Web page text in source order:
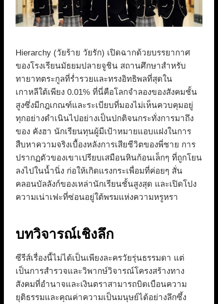
Hierarchy (วัยร้าย วัยรัก) เปิดฉากด้วยบรรยากาศ
ของโรงเรียนมัธยมปลายจูชิน สถานศึกษาสำหรับ
ทายาทตระกูลที่ร่ำรวยและทรงอิทธิพลที่สุดใน
เกาหลีใต้เพียง 0.01% ที่นี่คือโลกจำลองของสังคมชั้น
สูงซึ่งมีกฎเกณฑ์และระเบียบที่มองไม่เห็นควบคุมอยู่
ทุกอย่างดำเนินไปอย่างเป็นปกติจนกระทั่งการมาถึง
ของ คังฮา นักเรียนทุนผู้มีเป้าหมายแอบแฝงในการ
สืบหาความจริงเบื้องหลังการเสียชีวิตของพี่ชาย การ
ปรากฏตัวของเขาเปรียบเสมือนหินก้อนเล็กๆ ที่ถูกโยน
ลงไปในน้ำนิ่ง ก่อให้เกิดแรงกระเพื่อมที่ค่อยๆ สั่น
คลอนบัลลังก์ของเหล่านักเรียนชั้นสูงสุด และเปิดโปง
ความเน่าเฟะที่ซ่อนอยู่ใต้พรมแห่งความหรูหรา
บทวิจารณ์เชิงลึก
ซีรีส์เรื่องนี้ไม่ได้เป็นเพียงละครวัยรุ่นธรรมดา แต่
เป็นการสำรวจและวิพากษ์วิจารณ์โครงสร้างทาง
สังคมที่อำนาจและเงินตราสามารถบิดเบือนความ
ยุติธรรมและคุณค่าความเป็นมนุษย์ได้อย่างลึกซึ้ง